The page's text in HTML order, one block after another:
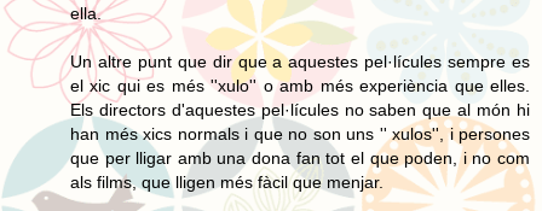
ella.
Un altre punt que dir que a aquestes pel·lícules sempre es
el xic qui es més ''xulo'' o amb més experiència que elles.
Els directors d'aquestes pel·lícules no saben que al món hi
han més xics normals i que no son uns '' xulos'', i persones
que per lligar amb una dona fan tot el que poden, i no com
als films, que lligen més fàcil que menjar.